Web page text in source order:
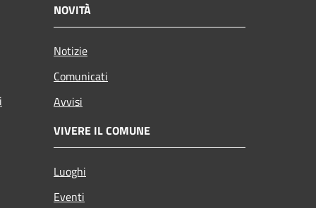
NOVITÀ
Notizie
Comunicati
Avvisi
VIVERE IL COMUNE
Luoghi
Eventi